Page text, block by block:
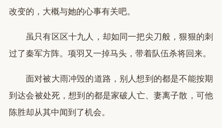
改变的，大概与她的心事有关吧。
虽只有区区十九人，却如同一把尖刀般，狠狠的刺
过了秦军方阵。项羽又一掉马头，带着队伍杀将回来。
面对被大雨冲毁的道路，别人想到的都是不能按期
到达会被处死，想到的都是家破人亡、妻离子散，可他
陈胜却从其中闻到了机会。